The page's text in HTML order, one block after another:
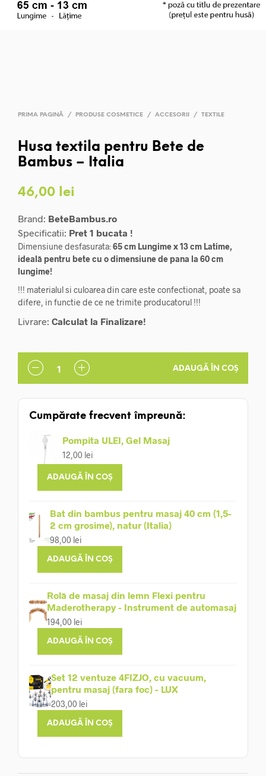
PRIMA PAGINĂ / PRODUSE COSMETICE / ACCESORII / TEXTILE
Husa textila pentru Bete de
Bambus – Italia
46,00 lei
Brand: BeteBambus.ro
Specificatii: Pret 1 bucata !
Dimensiune desfasurata:65 cm Lungime x 13 cm Latime,
ideală pentru bete cu o dimensiune de pana la 60 cm
lungime!
!!! materialul si culoarea din care este confectionat, poate sa
difere, in functie de ce ne trimite producatorul !!!
Livrare: Calculat la Finalizare!
ADAUGĂ ÎN COȘ
Cumpărate frecvent împreună:
Pompita ULEI, Gel Masaj
12,00 lei
ADAUGĂ ÎN COȘ
Bat din bambus pentru masaj 40 cm (1,5-
2 cm grosime), natur (Italia)
98,00 lei
ADAUGĂ ÎN COȘ
Rolă de masaj din lemn Flexi pentru
Maderotherapy - Instrument de automasaj
194,00 lei
ADAUGĂ ÎN COȘ
Set 12 ventuze 4FIZJO, cu vacuum,
pentru masaj (fara foc) - LUX
203,00 lei
ADAUGĂ ÎN COȘ